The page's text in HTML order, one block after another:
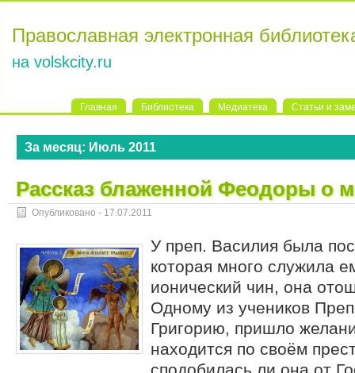
Православная электронная
на volskcity.ru
Главная Библиотека Медиатека Статьи и
За месяц: Июль 2011
Рассказ блаженной Феодоры о
Опубликовано - 17.07.2011
У преп. Василия была
которая много служила
ионический чин, она
Одному из учеников
Григорию, пришло
находится по своём